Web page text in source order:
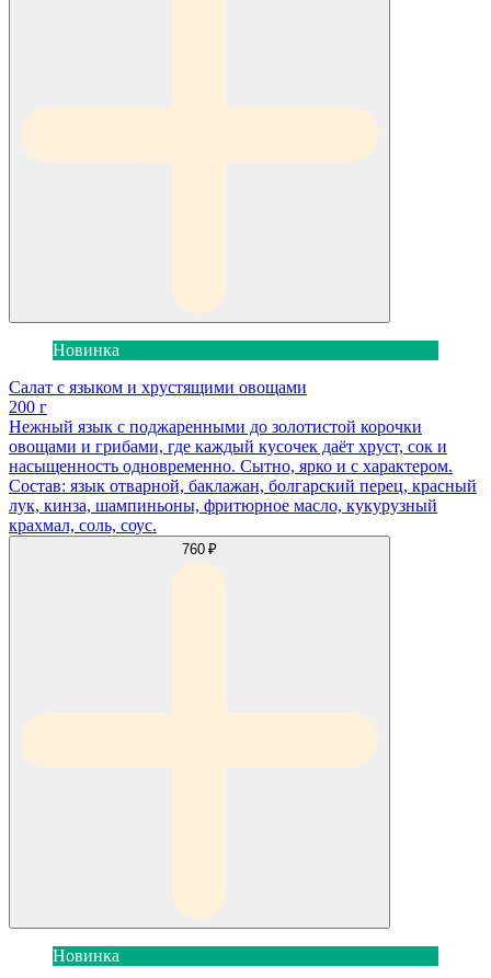
Новинка
Салат с языком и хрустящими овощами
200 г
Нежный язык с поджаренными до золотистой корочки
овощами и грибами, где каждый кусочек даёт хруст, сок и
насыщенность одновременно. Сытно, ярко и с характером.
Состав: язык отварной, баклажан, болгарский перец, красный
лук, кинза, шампиньоны, фритюрное масло, кукурузный
крахмал, соль, соус.
760 ₽
Новинка